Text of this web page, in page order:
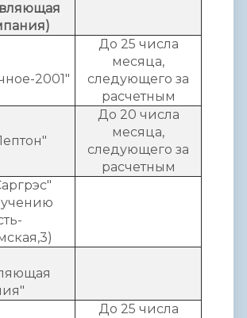
2001"
До 25 числа
месяца,
следующего за
расчетным
До 20 числа
месяца,
следующего за
расчетным
До 25 числа